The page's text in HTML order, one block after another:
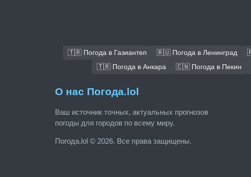
🇹🇷 Погода в Газиантеп 🇷🇺 Погода в Ленинград
🇹🇷 Погода в Анкара
🇨🇳 Погода в Пекин
О нас Погода.lol
Ваш источник точных, актуальных прогнозов
погоды для городов по всему миру.
Погода.lol © 2026. Все права защищены.